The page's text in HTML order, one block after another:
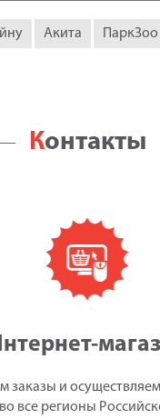
Акита ПаркЗоо
Контакты
и осуществляем
все регионы